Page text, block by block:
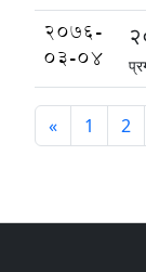
2076-
03-04
« 1 2